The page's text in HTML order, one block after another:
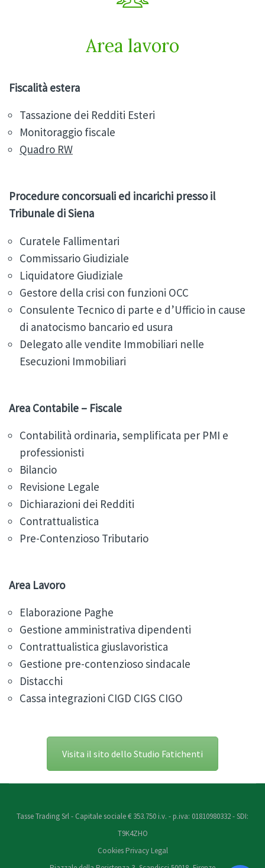
Area lavoro
Fiscalità estera
Tassazione dei Redditi Esteri
Monitoraggio fiscale
Quadro RW
Procedure concorsuali ed incarichi presso il
Tribunale di Siena
Curatele Fallimentari
Commissario Giudiziale
Liquidatore Giudiziale
Gestore della crisi con funzioni OCC
Consulente Tecnico di parte e d’Ufficio in cause
di anatocismo bancario ed usura
Delegato alle vendite Immobiliari nelle
Esecuzioni Immobiliari
Area Contabile – Fiscale
Contabilità ordinaria, semplificata per PMI e
professionisti
Bilancio
Revisione Legale
Dichiarazioni dei Redditi
Contrattualistica
Pre-Contenzioso Tributario
Area Lavoro
Elaborazione Paghe
Gestione amministrativa dipendenti
Contrattualistica giuslavoristica
Gestione pre-contenzioso sindacale
Distacchi
Cassa integrazioni CIGD CIGS CIGO
Visita il sito dello Studio Fatichenti
Tasse Trading Srl - Capitale sociale € 353.750 i.v. - p.iva: 01810980332 - SDI:
T9K4ZHO
Cookies Privacy Legal